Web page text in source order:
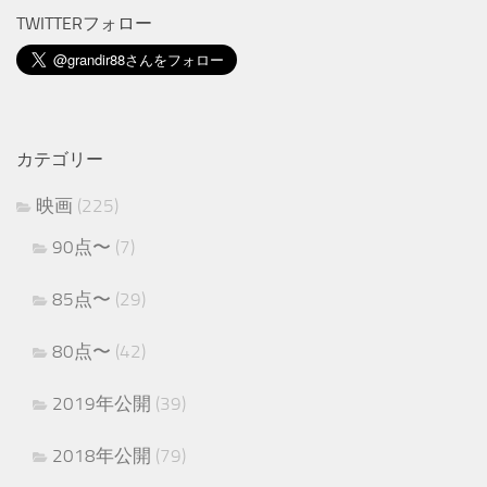
TWITTERフォロー
カテゴリー
映画 (225)
90点〜 (7)
85点〜 (29)
80点〜 (42)
2019年公開 (39)
2018年公開 (79)